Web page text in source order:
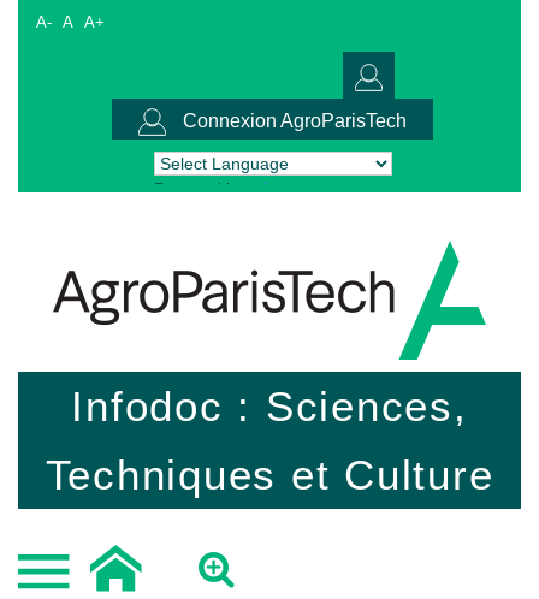
A- A A+
Connexion AgroParisTech
Powered by Translate
Infodoc : Sciences,
Techniques et Culture